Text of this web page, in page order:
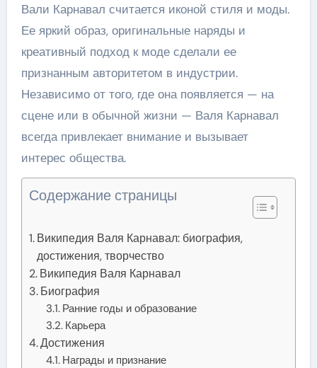
Вали Карнавал считается иконой стиля и моды.
Ее яркий образ, оригинальные наряды и
креативный подход к моде сделали ее
признанным авторитетом в индустрии.
Независимо от того, где она появляется — на
сцене или в обычной жизни — Валя Карнавал
всегда привлекает внимание и вызывает
интерес общества.
Содержание страницы
Википедия Валя Карнавал: биография,
достижения, творчество
Википедия Валя Карнавал
Биография
Ранние годы и образование
Карьера
Достижения
Награды и признание